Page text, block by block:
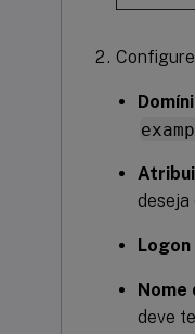
deseja
Nome
deve